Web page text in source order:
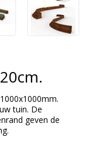
tuin. De
geven de